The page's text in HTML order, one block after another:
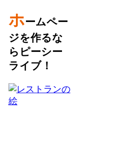
ホームペー
ジを作るな
らピーシー
ライブ！